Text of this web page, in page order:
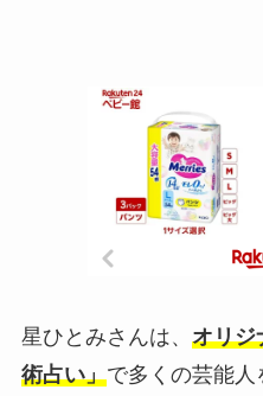
星ひとみさんは、 オリジ
術占い」で多くの芸能人